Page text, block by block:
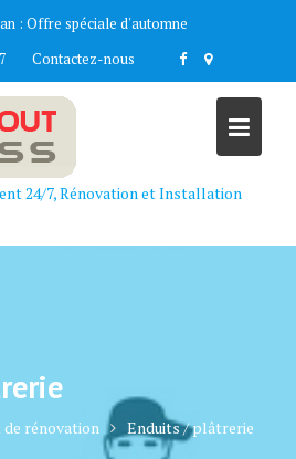
: Offre spéciale d'automne
Contactez-nous
24/7, Rénovation et Installation
de rénovation Enduits / plâtrerie